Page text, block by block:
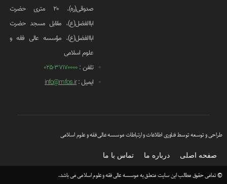
صدوقی(ره)، 20 متری حضرت
اباالفضل(ع)، مقابل مسجد حضرت
اباالفضل(ع)، مؤسسه عالی فقه و
علوم اسلامی
تلفن : 37170000-025
ایمیل :info@mfos.ir
طراحی و توسعه توسط فناوری اطلاعات و ارتباطات موسسه عالی فقه و علوم اسلامی
صفحه اصلی درباره ما تماس با ما
© تمامی حقوق مطالب این سایت متعلق به موسسه عالی فقه و علوم اسلامی می باشد.